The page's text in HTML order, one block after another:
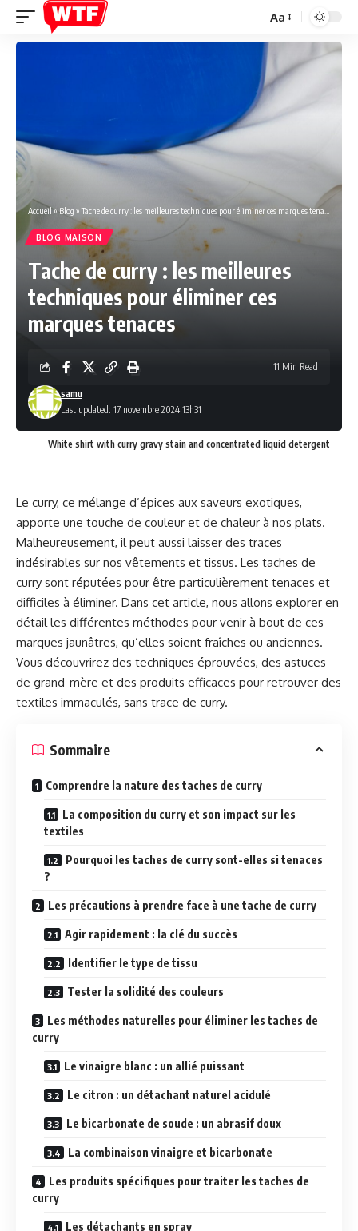
Font
Resizer
Aa
Accueil»Blog »Tache de curry : les meilleures techniques pour éliminer ces marques tenaces
BLOG MAISON
Tache de curry : les meilleures
techniques pour éliminer ces
marques tenaces
Last updated: 17 novembre 2024 13h31
samu
11 Min Read
White shirt with curry gravy stain and concentrated liquid detergent
Le curry, ce mélange d’épices aux saveurs exotiques,
apporte une touche de couleur et de chaleur à nos plats.
Malheureusement, il peut aussi laisser des traces
indésirables sur nos vêtements et tissus. Les taches de
curry sont réputées pour être particulièrement tenaces et
difficiles à éliminer. Dans cet article, nous allons explorer en
détail les différentes méthodes pour venir à bout de ces
marques jaunâtres, qu’elles soient fraîches ou anciennes.
Vous découvrirez des techniques éprouvées, des astuces
de grand-mère et des produits efficaces pour retrouver des
textiles immaculés, sans trace de curry.
Sommaire
Comprendre la nature des taches de curry
La composition du curry et son impact sur les
textiles
Pourquoi les taches de curry sont-elles si tenaces
?
Les précautions à prendre face à une tache de curry
Agir rapidement : la clé du succès
Identifier le type de tissu
Tester la solidité des couleurs
Les méthodes naturelles pour éliminer les taches de
curry
Le vinaigre blanc : un allié puissant
Le citron : un détachant naturel acidulé
Le bicarbonate de soude : un abrasif doux
La combinaison vinaigre et bicarbonate
Les produits spécifiques pour traiter les taches de
curry
Les détachants en spray